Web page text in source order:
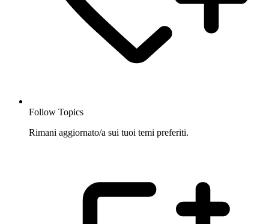
Follow Topics
Rimani aggiornato/a sui tuoi temi preferiti.